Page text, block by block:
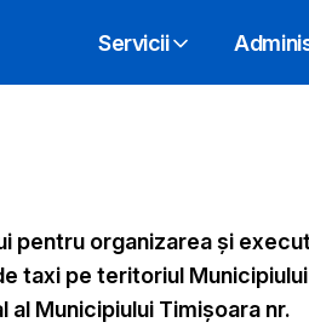
Servicii
pentru organizarea şi
taxi pe teritoriul Municipiului
Municipiului Timișoara nr.